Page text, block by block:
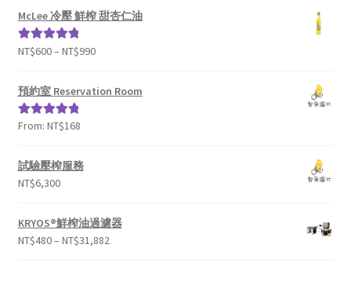
McLee 冷壓 鮮榨 甜杏仁油
評分5.00滿
NT$600– NT$990
預約室 Reservation Room
評分5.00滿
From: NT$168
試驗壓榨服務
NT$6,300
KRYOS®鮮榨油過濾器
NT$480– NT$31,882